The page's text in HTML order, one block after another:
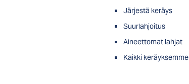
Järjestä keräys
Suurlahjoitus
Aineettomat lahjat
Kaikki keräyksemme